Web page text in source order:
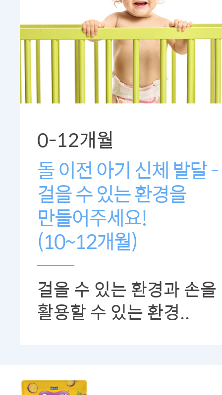
0-12개월
돌 이전 아기 신체 발달 -
걸을 수 있는 환경을
만들어주세요!
(10~12개월)
걸을 수 있는 환경과 손을
활용할 수 있는 환경..